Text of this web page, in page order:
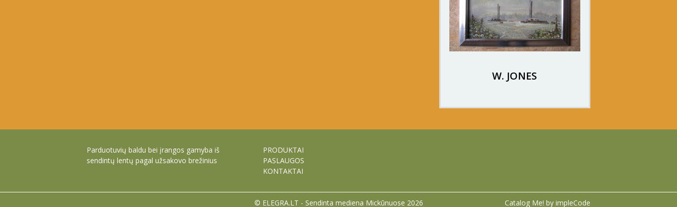
W. JONES
Parduotuvių baldu bei įrangos gamyba iš
sendintų lentų pagal užsakovo brežinius
PRODUKTAI
PASLAUGOS
KONTAKTAI
© ELEGRA.LT - Sendinta mediena Mickūnuose 2026 Catalog Me! by impleCode